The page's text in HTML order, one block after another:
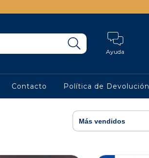
Ayuda
Contacto Política de Devolución